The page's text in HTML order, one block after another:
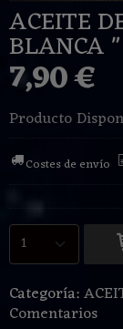
ACEITE
BLANCA "
7,90 €
Producto
Costes de envío
Categoría:
Comentarios